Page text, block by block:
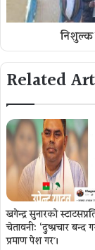
निशुल्क
Related
खगेन्द्र सुनारको
चेतावनी: ‘दुष्प्रचार बन्द
प्रमाण पेश गर´।